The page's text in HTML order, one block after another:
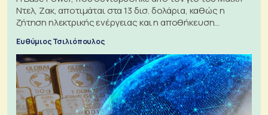
Ντελ, Ζακ, αποτιμάται στα 13 δισ. δολάρια, καθώς η
ζήτηση ηλεκτρικής ενέργειας και η αποθήκευση
Ευθύμιος Τσιλιόπουλος